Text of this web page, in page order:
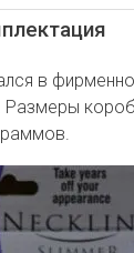
в
Размеры